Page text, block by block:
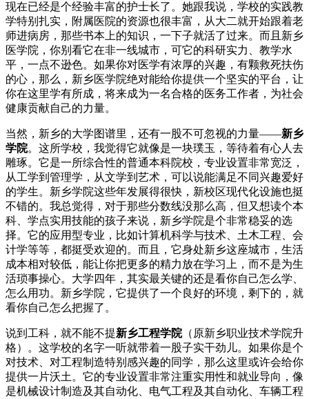
现在已经是个经验丰富的护士长了。她跟我说，学校的实践教
学特别扎实，附属医院的资源也很丰富，从大二就开始跟着老
师进病房，那些书本上的知识，一下子就活了过来。而且新乡
医学院，你别看它在非一线城市，可它的科研实力、教学水
平，一点不逊色。如果你对医学有浓厚的兴趣，有颗救死扶伤
的心，那么，新乡医学院绝对能给你提供一个坚实的平台，让
你在这里学有所成，将来成为一名合格的医务工作者，为社会
健康贡献自己的力量。
当然，新乡的大学图谱里，还有一股不可忽视的力量——新乡
学院。这所学校，我觉得它就像是一块璞玉，等待着有心人去
雕琢。它是一所综合性的普通本科院校，专业设置非常宽泛，
从工学到管理学，从文学到艺术，可以说能满足不同兴趣爱好
的学生。新乡学院这些年发展得很快，新校区现代化设施也挺
不错的。我总觉得，对于那些分数线没那么高，但又想读个本
科、学点实用技能的孩子来说，新乡学院是个非常稳妥的选
择。它的应用型专业，比如计算机科学与技术、土木工程、会
计学等等，都挺受欢迎的。而且，它身处新乡这座城市，生活
成本相对较低，能让你把更多的精力放在学习上，而不是为生
活琐事操心。大学四年，其实最关键的还是看你自己怎么学、
怎么用功。新乡学院，它提供了一个良好的环境，剩下的，就
看你自己怎么把握了。
说到工科，就不能不提新乡工程学院（原新乡职业技术学院升
格）。这学校的名字一听就带着一股子实干劲儿。如果你是个
对技术、对工程制造特别感兴趣的同学，那么这里或许会给你
提供一片沃土。它的专业设置非常注重实用性和就业导向，像
是机械设计制造及其自动化、电气工程及其自动化、车辆工程